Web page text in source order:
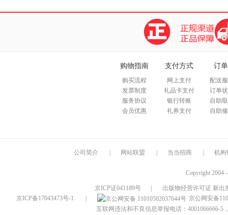
购物指南
购买流程
发票制度
服务协议
会员优惠
支付方式
网上支付
礼品卡支付
银行转账
礼券支付
订
配送
订单
自助
自助
公司简介 网站联盟 当当招商 机构
Copyright 2004
京ICP证041189号
出版物经营许可证 新出
京ICP备17043473号-1
京公网安备
互联网违法和不良信息举报电话：4001066666-5